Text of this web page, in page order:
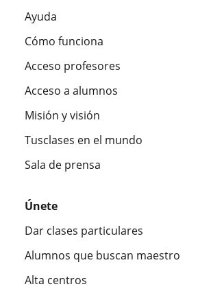
Ayuda
Cómo funciona
Acceso profesores
Acceso a alumnos
Misión y visión
Tusclases en el mundo
Sala de prensa
Únete
Dar clases particulares
Alumnos que buscan maestro
Alta centros